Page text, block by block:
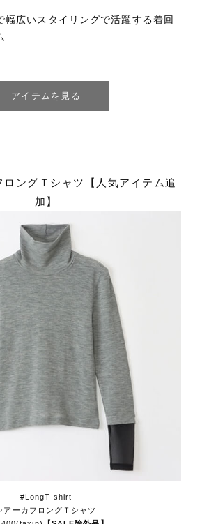
幅広いスタイリングで活躍する着回
アイテムを見る
ングＴシャツ【人気アイテム追
加】
#LongT-shirt
アーカフロングＴシャツ